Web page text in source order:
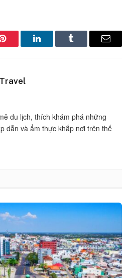
Pinterest LinkedInTumblr Email
du lịch, thích khám phá những
dẫn và ẩm thực khắp nơi trên thế